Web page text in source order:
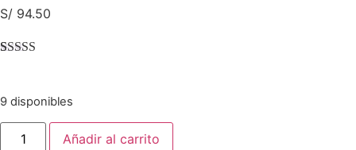
S/ 94.50
base a
de clientes
9 disponibles
Añadir al carrito